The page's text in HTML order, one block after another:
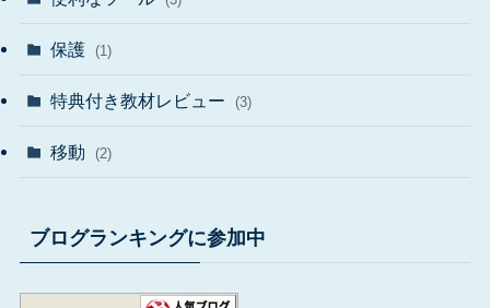
保護 (1)
特典付き教材レビュー (3)
移動 (2)
ブログランキングに参加中